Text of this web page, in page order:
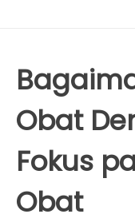
Obat
Fokus
Obat